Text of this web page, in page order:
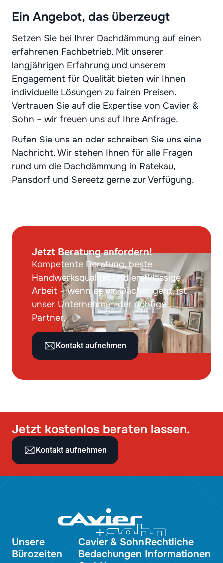
Ein Angebot, das überzeugt
Setzen Sie bei Ihrer Dachdämmung auf einen
erfahrenen Fachbetrieb. Mit unserer
langjährigen Erfahrung und unserem
Engagement für Qualität bieten wir Ihnen
individuelle Lösungen zu fairen Preisen.
Vertrauen Sie auf die Expertise von Cavier &
Sohn – wir freuen uns auf Ihre Anfrage.
Rufen Sie uns an oder schreiben Sie uns eine
Nachricht. Wir stehen Ihnen für alle Fragen
rund um die Dachdämmung in Ratekau,
Pansdorf und Sereetz gerne zur Verfügung.
Jetzt Beratung anfordern!
Kompetente Beratung, beste
Handwerksqualität und erstklassige
Arbeit – wenn es um Dächer geht, ist
unser Unternehmen der richtige
Partner.
Kontakt aufnehmen
Jetzt kostenlos beraten lassen.
Kontakt aufnehmen
Unsere
Bürozeiten
Cavier & Sohn
Bedachungen
Rechtliche
Informationen